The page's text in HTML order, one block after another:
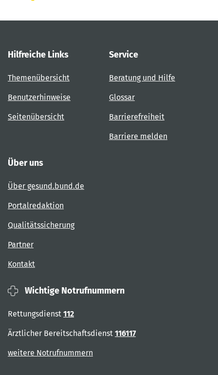
Hilfreiche Links
Themenübersicht
Benutzerhinweise
Seitenübersicht
Service
Beratung und Hilfe
Glossar
Barrierefreiheit
Barriere melden
Über uns
Über gesund.bund.de
Portalredaktion
Qualitätssicherung
Partner
Kontakt
Wichtige Notrufnummern
Rettungsdienst 112
Ärztlicher Bereitschaftsdienst 116117
weitere Notrufnummern